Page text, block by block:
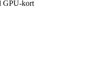
GPU-kort